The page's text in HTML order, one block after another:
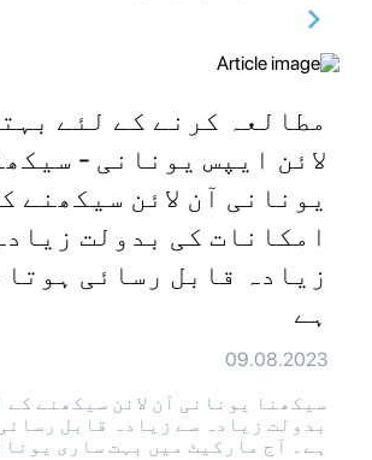
مطالعہ کرنے کے لئے
لائن ایپس یونانی -
یونانی آن لائن سیکھنے
امکانات کی بدولت
زیادہ قابل رسائی ہوتا
ہے
09.08.2023
سیکھنا یونانی آن لائن سیکھنے کے
بدولت زیادہ سے زیادہ قابل
ہے۔ آج مارکیٹ میں بہت ساری